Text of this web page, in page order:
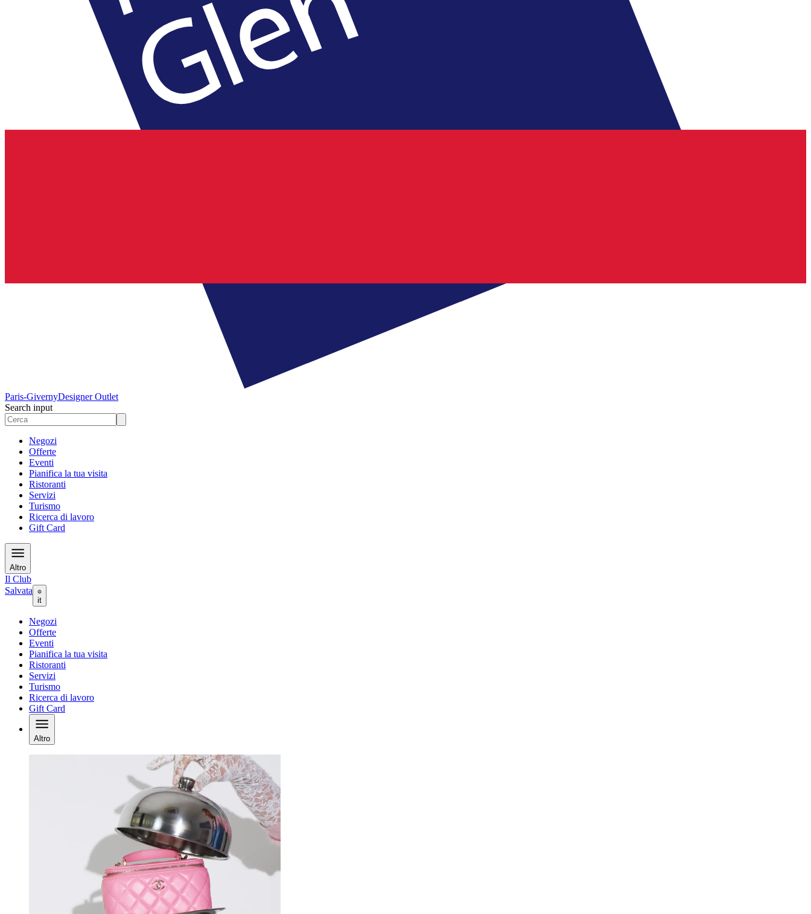
Paris-GivernyDesigner Outlet
Search input
Negozi
Offerte
Eventi
Pianifica la tua visita
Ristoranti
Servizi
Turismo
Ricerca di lavoro
Gift Card
Altro
Il Club
Salvata
it
Negozi
Offerte
Eventi
Pianifica la tua visita
Ristoranti
Servizi
Turismo
Ricerca di lavoro
Gift Card
Altro